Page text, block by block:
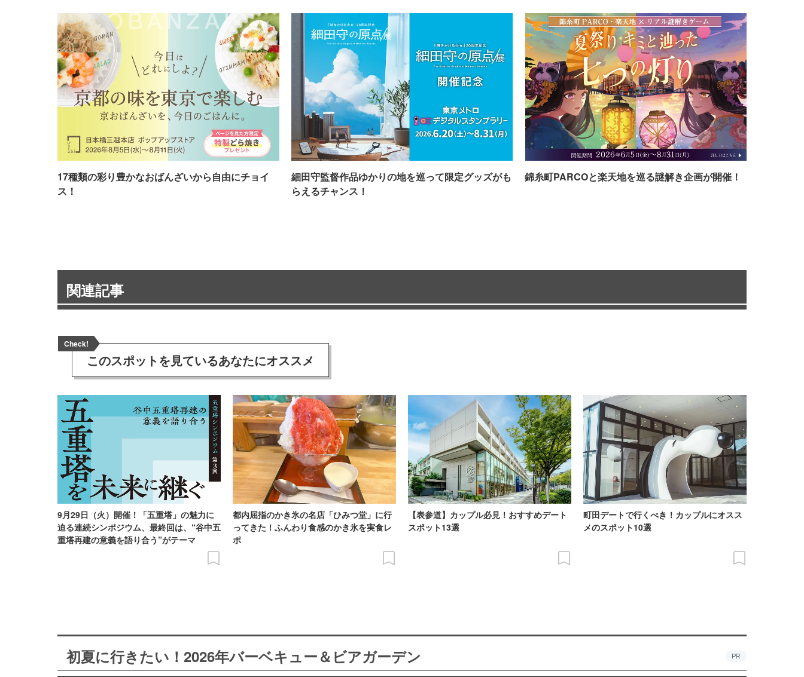
17種類の彩り豊かなおばんざいから自由にチョイ
ス！
細田守監督作品ゆかりの地を巡って限定グッズがも
らえるチャンス！
錦糸町PARCOと楽天地を巡る謎解き企画が開催！
関連記事
Check!
このスポットを見ているあなたにオススメ
9月29日（火）開催！「五重塔」の魅力に
迫る連続シンポジウム、最終回は、“谷中五
重塔再建の意義を語り合う”がテーマ
都内屈指のかき氷の名店「ひみつ堂」に行
ってきた！ふんわり食感のかき氷を実食レ
ポ
【表参道】カップル必見！おすすめデート
スポット13選
町田デートで行くべき！カップルにオスス
メのスポット10選
初夏に行きたい！2026年バーベキュー＆ビアガーデン PR